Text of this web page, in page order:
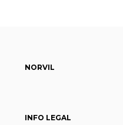
NORVIL
INFO LEGAL